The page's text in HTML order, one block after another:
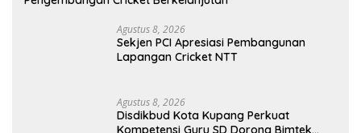
Agustus 8, 2026
Sekjen PCI Apresiasi Pembangunan
Lapangan Cricket NTT
Agustus 8, 2026
Disdikbud Kota Kupang Perkuat
Kompetensi Guru SD Dorong Bimtek